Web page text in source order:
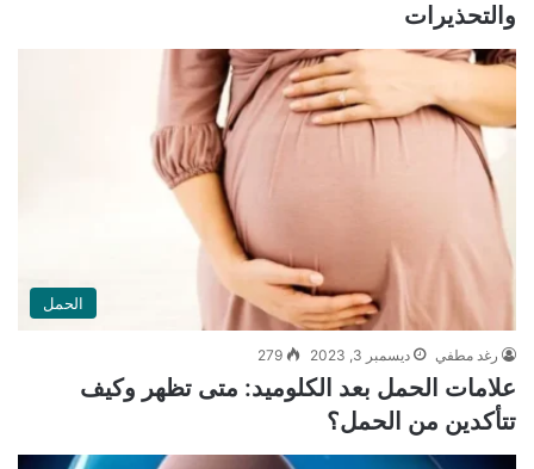
والتحذيرات
الحمل
رغد مطفي ديسمبر 3, 2023 279
علامات الحمل بعد الكلوميد: متى تظهر وكيف
تتأكدين من الحمل؟